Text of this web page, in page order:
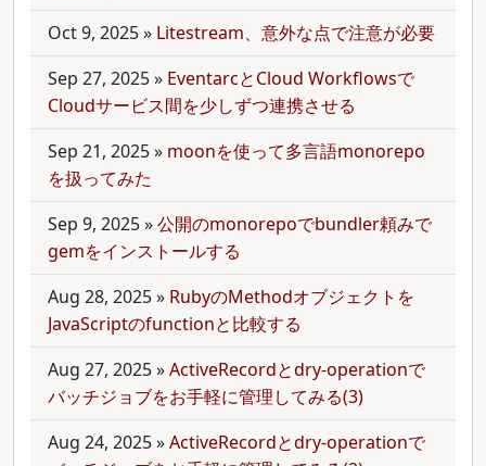
Oct 9, 2025» Litestream、意外な点で注意が必要
Sep 27, 2025» EventarcとCloud Workflowsで
Cloudサービス間を少しずつ連携させる
Sep 21, 2025» moonを使って多言語monorepo
を扱ってみた
Sep 9, 2025»公開のmonorepoでbundler頼みで
gemをインストールする
Aug 28, 2025» RubyのMethodオブジェクトを
JavaScriptのfunctionと比較する
Aug 27, 2025»ActiveRecordとdry-operationで
バッチジョブをお手軽に管理してみる(3)
Aug 24, 2025»ActiveRecordとdry-operationで